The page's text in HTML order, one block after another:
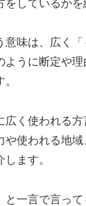
をしているかを
意味は、広く
ように断定や
広く使われる
や使われる地
ます。
と一言で言って